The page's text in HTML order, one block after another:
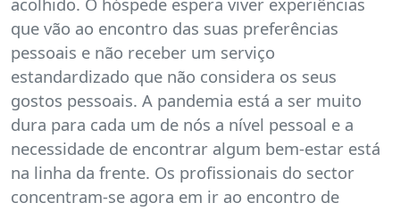
que vão ao encontro das suas preferências
pessoais e não receber um serviço
estandardizado que não considera os seus
gostos pessoais. A pandemia está a ser muito
dura para cada um de nós a nível pessoal e a
necessidade de encontrar algum bem-estar está
na linha da frente. Os profissionais do sector
concentram-se agora em ir ao encontro de